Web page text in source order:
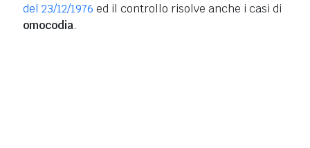
del 23/12/1976 ed il controllo risolve anche i casi di
omocodia.